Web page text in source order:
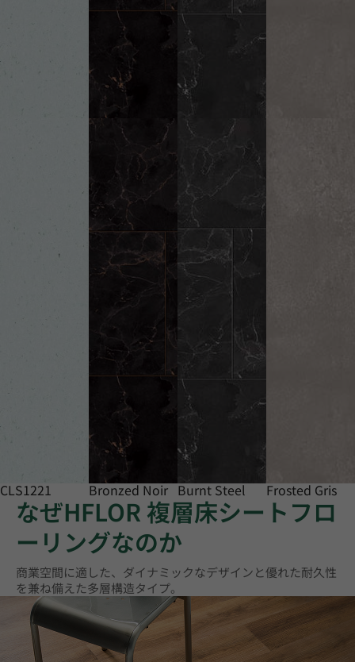
CLS1221 Bronzed Noir Burnt Steel Frosted Gris
なぜHFLOR 複層床シートフロ
ーリングなのか
商業空間に適した、ダイナミックなデザインと優れた耐久性
を兼ね備えた多層構造タイプ。